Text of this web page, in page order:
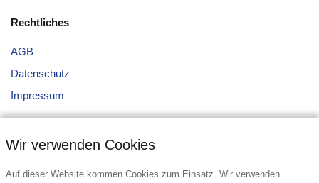
Rechtliches
AGB
Datenschutz
Impressum
Wir verwenden Cookies
Auf dieser Website kommen Cookies zum Einsatz. Wir verwenden